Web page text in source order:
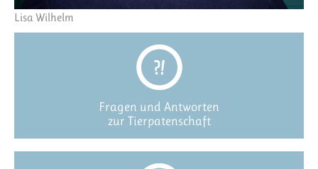
Lisa Wilhelm
Fragen und Antworten
zur Tierpatenschaft